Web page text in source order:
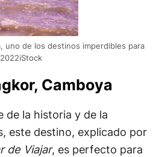
uno de los destinos imperdibles para
2022iStock
Camboya
de la historia y de la
este destino, explicado por
de Viajar, es perfecto para